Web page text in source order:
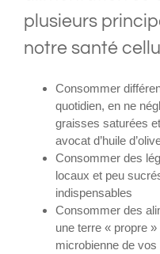
plusieurs
notre santé
Consommer
quotidien, en ne
graisses saturées
avocat d’huile
Consommer des
locaux et peu
indispensables
Consommer des
une terre « propre
microbienne de